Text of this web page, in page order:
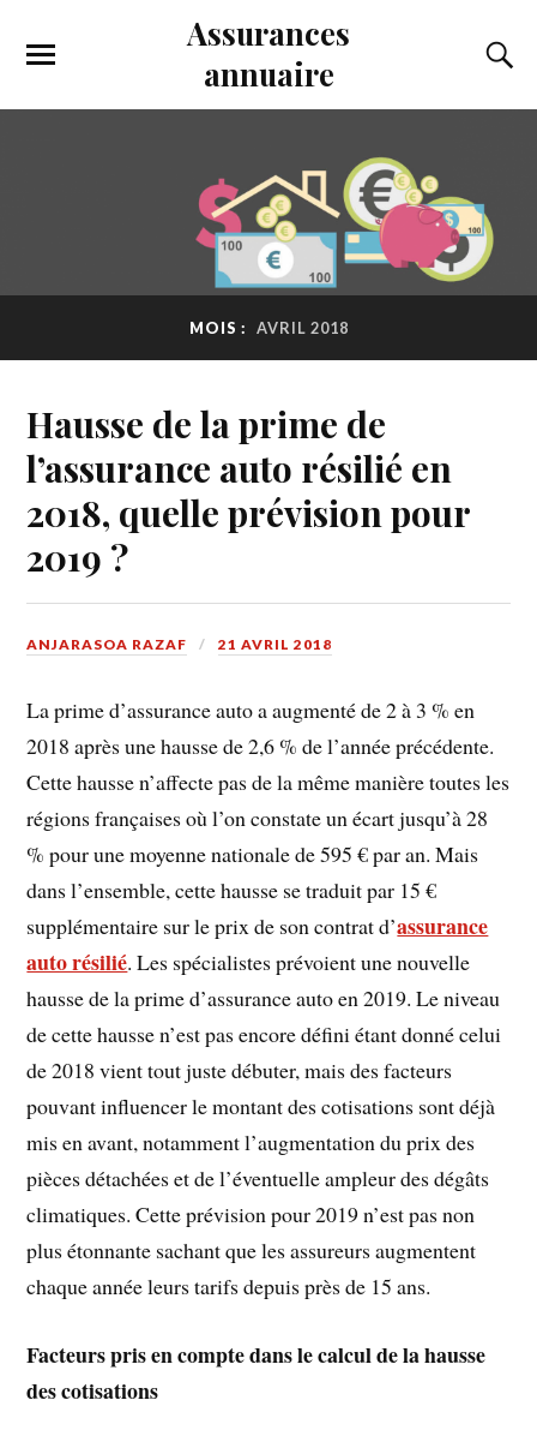
Assurances
annuaire
MOIS : AVRIL 2018
Hausse de la prime de
l’assurance auto résilié en
2018, quelle prévision pour
2019 ?
ANJARASOA RAZAF 21 AVRIL 2018
La prime d’assurance auto a augmenté de 2 à 3 % en
2018 après une hausse de 2,6 % de l’année précédente.
Cette hausse n’affecte pas de la même manière toutes les
régions françaises où l’on constate un écart jusqu’à 28
% pour une moyenne nationale de 595 € par an. Mais
dans l’ensemble, cette hausse se traduit par 15 €
supplémentaire sur le prix de son contrat d’assurance
auto résilié. Les spécialistes prévoient une nouvelle
hausse de la prime d’assurance auto en 2019. Le niveau
de cette hausse n’est pas encore défini étant donné celui
de 2018 vient tout juste débuter, mais des facteurs
pouvant influencer le montant des cotisations sont déjà
mis en avant, notamment l’augmentation du prix des
pièces détachées et de l’éventuelle ampleur des dégâts
climatiques. Cette prévision pour 2019 n’est pas non
plus étonnante sachant que les assureurs augmentent
chaque année leurs tarifs depuis près de 15 ans.
Facteurs pris en compte dans le calcul de la hausse
des cotisations